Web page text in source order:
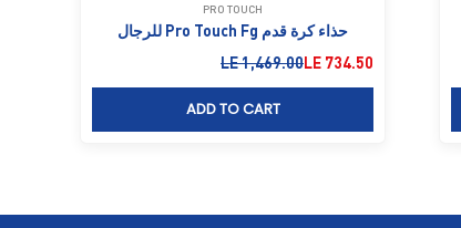
PRO TOUCH
حذاء كرة قدم Pro Touch Fg للرجال
السعر بعد الخصم
LE 734.50السعر قبل الخصم
LE 1,469.00
ADD TO CART